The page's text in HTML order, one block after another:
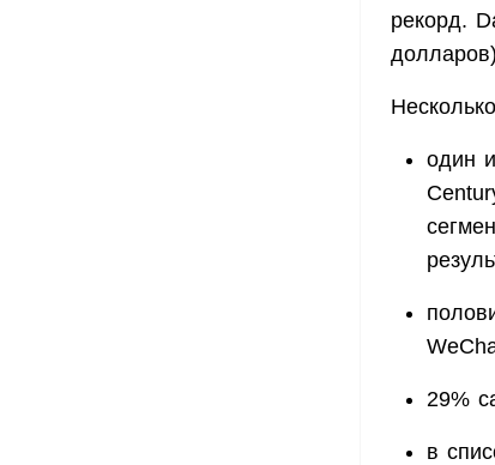
рекорд.
один
29%
в